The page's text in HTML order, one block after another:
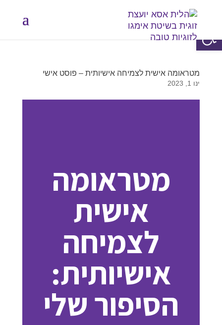
מטראומה אישית לצמיחה אישיותית – פוסט אישי
ינו 1, 2023
מטראומה
אישית
לצמיחה
אישיותית:
הסיפור שלי
פתח סרגל נגישות